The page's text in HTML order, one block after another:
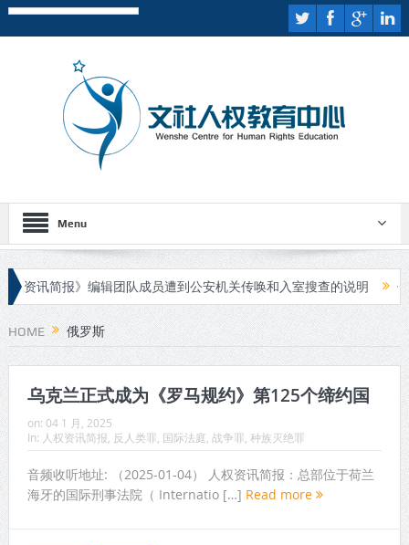
Menu
讯简报》编辑团队成员遭到公安机关传唤和入室搜查的说明 伊斯
进行庭审
HOME 俄罗斯
乌克兰正式成为《罗马规约》第125个缔约国
on: 04 1 月, 2025
In: 人权资讯简报 反人类罪 国际法庭 战争罪 种族灭绝罪
音频收听地址: （2025-01-04） 人权资讯简报：总部位于荷兰
海牙的国际刑事法院（ Internatio […] Read more